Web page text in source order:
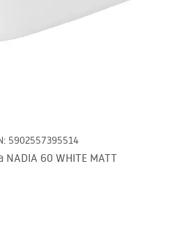
: 5902557395514
60 WHITE MATT